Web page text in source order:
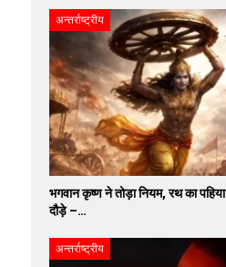
अन्तर्राष्ट्रीय
भगवान कृष्ण ने तोड़ा नियम, रथ का
दौड़े –…
अन्तर्राष्ट्रीय